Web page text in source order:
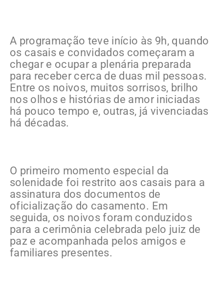
A programação teve início às 9h, quando
os casais e convidados começaram a
chegar e ocupar a plenária preparada
para receber cerca de duas mil pessoas.
Entre os noivos, muitos sorrisos, brilho
nos olhos e histórias de amor iniciadas
há pouco tempo e, outras, já vivenciadas
há décadas.
O primeiro momento especial da
solenidade foi restrito aos casais para a
assinatura dos documentos de
oficialização do casamento. Em
seguida, os noivos foram conduzidos
para a cerimônia celebrada pelo juiz de
paz e acompanhada pelos amigos e
familiares presentes.